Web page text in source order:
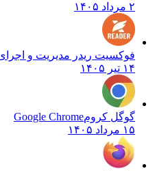
فوکسیت ریدر مدیریت و اجرای فایل PDF
گوگل کروم Google Chrome